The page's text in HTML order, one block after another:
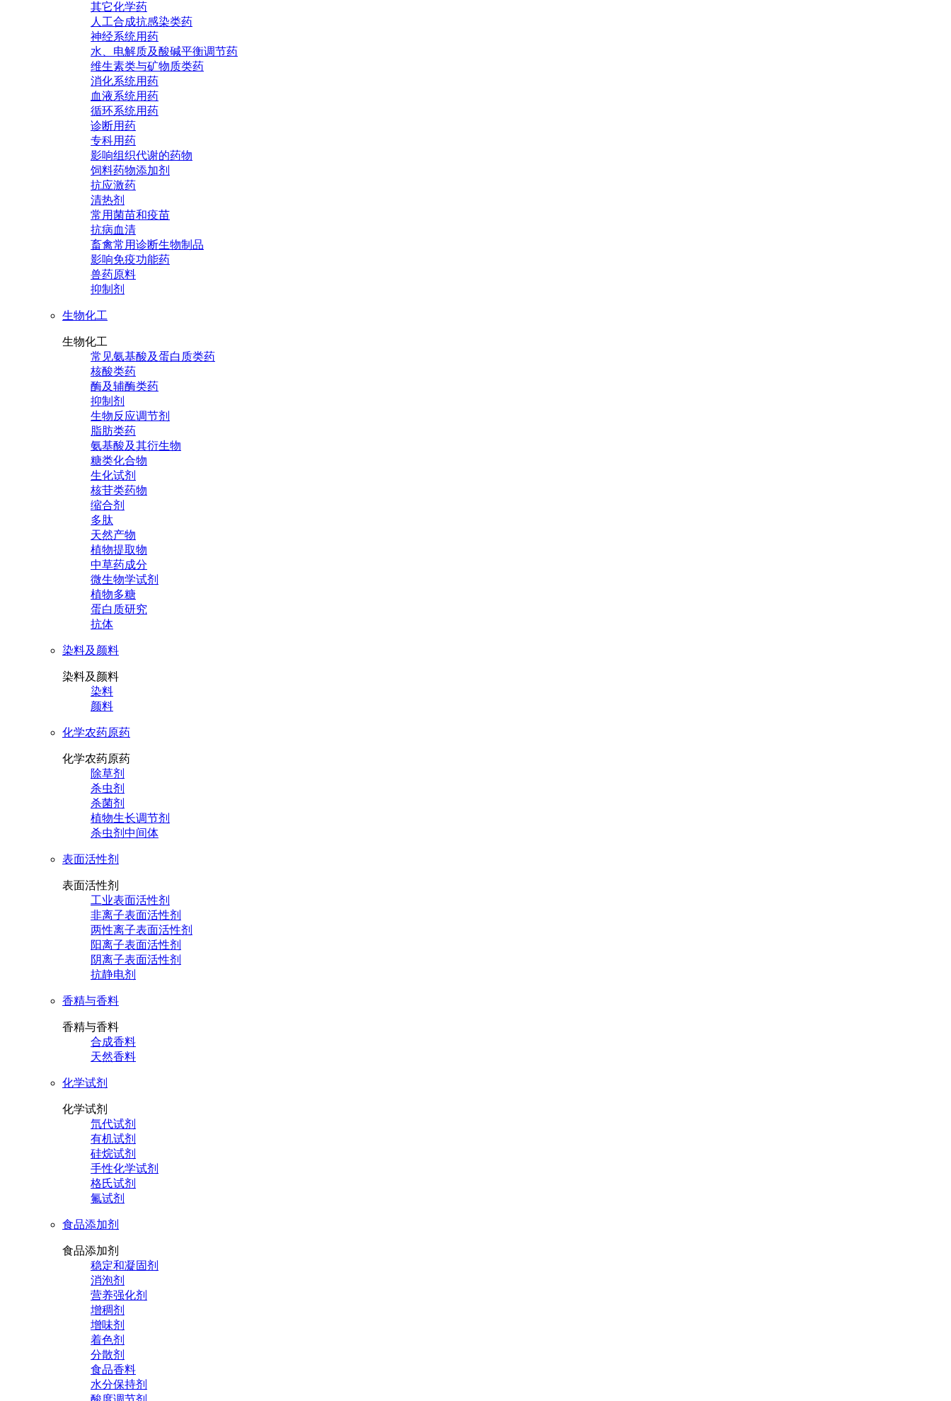
其它化学药
人工合成抗感染类药
神经系统用药
水、电解质及酸碱平衡调节药
维生素类与矿物质类药
消化系统用药
血液系统用药
循环系统用药
诊断用药
专科用药
影响组织代谢的药物
饲料药物添加剂
抗应激药
清热剂
常用菌苗和疫苗
抗病血清
畜禽常用诊断生物制品
影响免疫功能药
兽药原料
抑制剂
生物化工
生物化工
常见氨基酸及蛋白质类药
核酸类药
酶及辅酶类药
抑制剂
生物反应调节剂
脂肪类药
氨基酸及其衍生物
糖类化合物
生化试剂
核苷类药物
缩合剂
多肽
天然产物
植物提取物
中草药成分
微生物学试剂
植物多糖
蛋白质研究
抗体
染料及颜料
染料及颜料
染料
颜料
化学农药原药
化学农药原药
除草剂
杀虫剂
杀菌剂
植物生长调节剂
杀虫剂中间体
表面活性剂
表面活性剂
工业表面活性剂
非离子表面活性剂
两性离子表面活性剂
阳离子表面活性剂
阴离子表面活性剂
抗静电剂
香精与香料
香精与香料
合成香料
天然香料
化学试剂
化学试剂
氘代试剂
有机试剂
硅烷试剂
手性化学试剂
格氏试剂
氟试剂
食品添加剂
食品添加剂
稳定和凝固剂
消泡剂
营养强化剂
增稠剂
增味剂
着色剂
分散剂
食品香料
水分保持剂